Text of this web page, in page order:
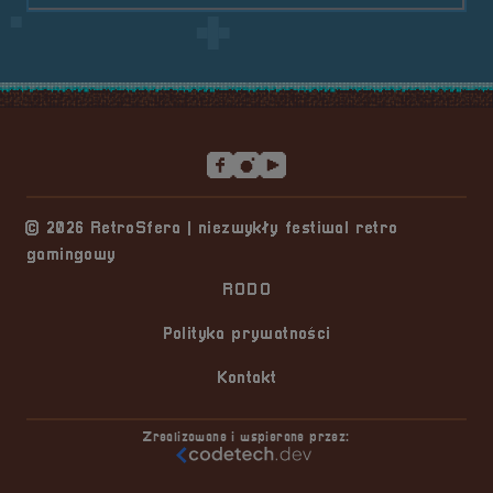
© 2026 RetroSfera | niezwykły festiwal retro
gamingowy
RODO
Polityka prywatności
Kontakt
Zrealizowane i wspierane przez: